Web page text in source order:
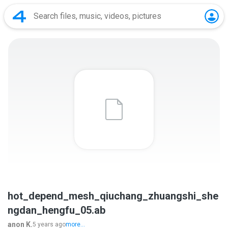
hot_depend_mesh_qiuchang_zhuangshi_she
ngdan_hengfu_05.ab
anon K.5 years agomore...